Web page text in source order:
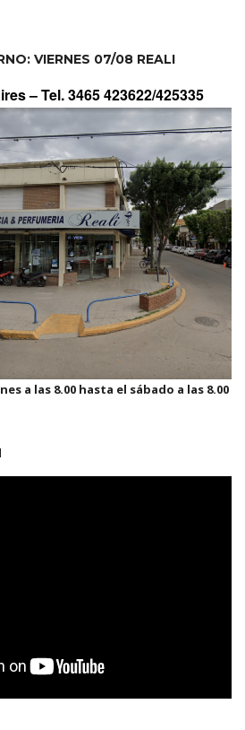
VIERNES 07/08 REALI
–Tel. 3465 423622/425335
a las 8.00 hasta el sábado a las 8.00